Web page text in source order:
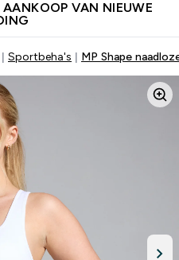
VAN NIEUWE
Sportbeha's MP Shape